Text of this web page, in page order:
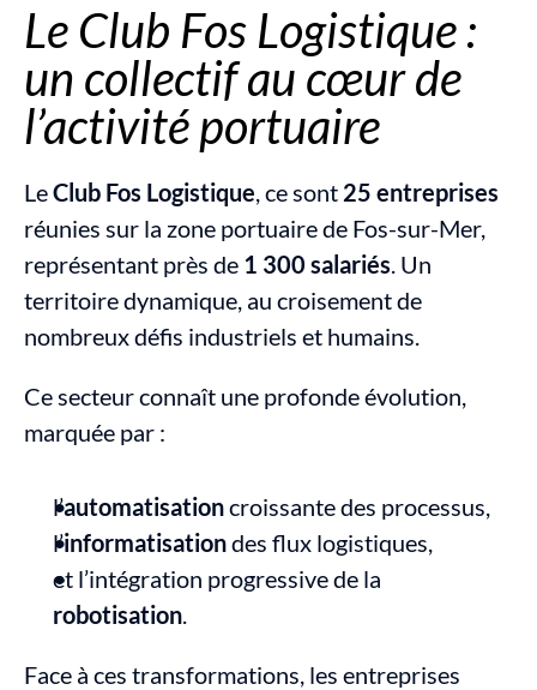
Le Club Fos Logistique :
un collectif au cœur de
l’activité portuaire
Le Club Fos Logistique, ce sont 25 entreprises
réunies sur la zone portuaire de Fos-sur-Mer,
représentant près de 1 300 salariés. Un
territoire dynamique, au croisement de
nombreux défis industriels et humains.
Ce secteur connaît une profonde évolution,
marquée par :
l’automatisation croissante des processus,
l’informatisation des flux logistiques,
robotisation.
Face à ces transformations, les entreprises